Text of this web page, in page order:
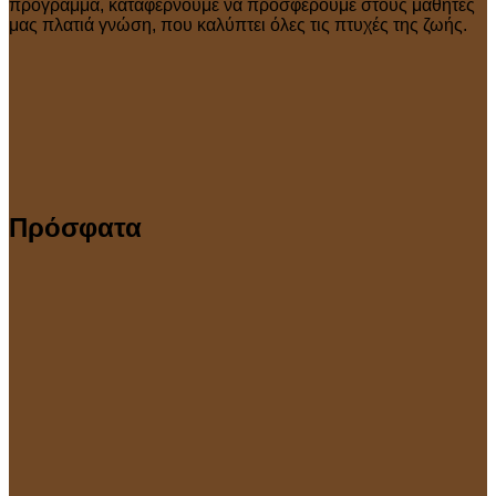
πρόγραμμα, καταφέρνουμε να προσφέρουμε στους μαθητές
μας πλατιά γνώση, που καλύπτει όλες τις πτυχές της ζωής.
Πρόσφατα